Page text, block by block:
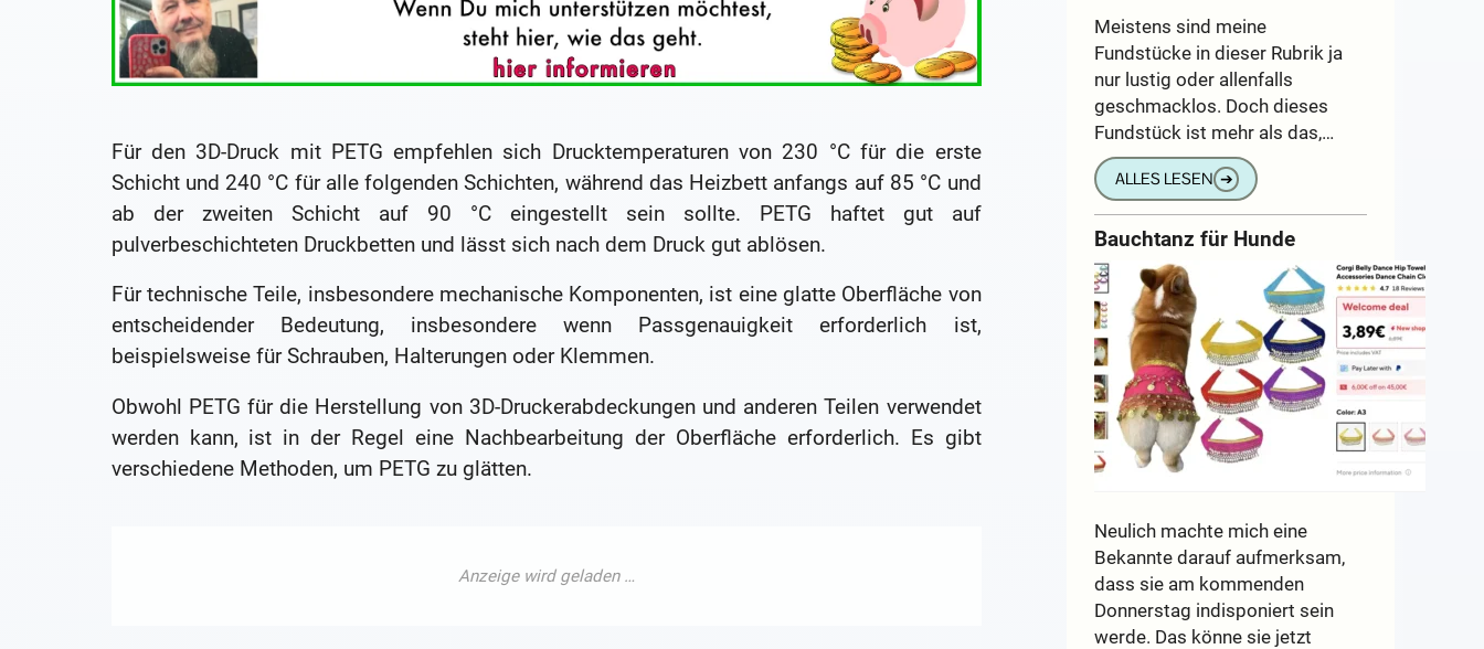
Für den 3D-Druck mit PETG empfehlen sich Drucktemperaturen von 230 °C für die erste
Schicht und 240 °C für alle folgenden Schichten, während das Heizbett anfangs auf 85 °C und
ab der zweiten Schicht auf 90 °C eingestellt sein sollte. PETG haftet gut auf
pulverbeschichteten Druckbetten und lässt sich nach dem Druck gut ablösen.
Für technische Teile, insbesondere mechanische Komponenten, ist eine glatte Oberfläche von
entscheidender Bedeutung, insbesondere wenn Passgenauigkeit erforderlich ist,
beispielsweise für Schrauben, Halterungen oder Klemmen.
Obwohl PETG für die Herstellung von 3D-Druckerabdeckungen und anderen Teilen verwendet
werden kann, ist in der Regel eine Nachbearbeitung der Oberfläche erforderlich. Es gibt
verschiedene Methoden, um PETG zu glätten.
Meistens sind meine
Fundstücke in dieser Rubrik ja
nur lustig oder allenfalls
geschmacklos. Doch dieses
Fundstück ist mehr als das,…
ALLES LESEN ➔
Bauchtanz für Hunde
Neulich machte mich eine
Bekannte darauf aufmerksam,
dass sie am kommenden
Donnerstag indisponiert sein
werde. Das könne sie jetzt